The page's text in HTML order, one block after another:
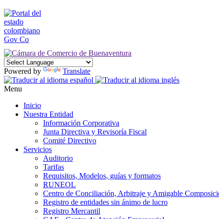
Powered by Translate
Menu
Inicio
Nuestra Entidad
Información Corporativa
Junta Directiva y Revisoría Fiscal
Comité Directivo
Servicios
Auditorio
Tarifas
Requisitos, Modelos, guías y formatos
RUNEOL
Centro de Conciliación, Arbitraje y Amigable
Registro de entidades sin ánimo de lucro
Registro Mercantil